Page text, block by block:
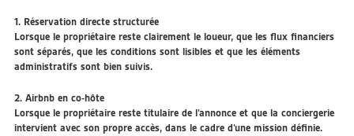
1. Réservation directe structurée
Lorsque le propriétaire reste clairement le loueur, que les flux financiers
sont séparés, que les conditions sont lisibles et que les éléments
administratifs sont bien suivis.
2. Airbnb en co-hôte
Lorsque le propriétaire reste titulaire de l’annonce et que la conciergerie
intervient avec son propre accès, dans le cadre d’une mission définie.